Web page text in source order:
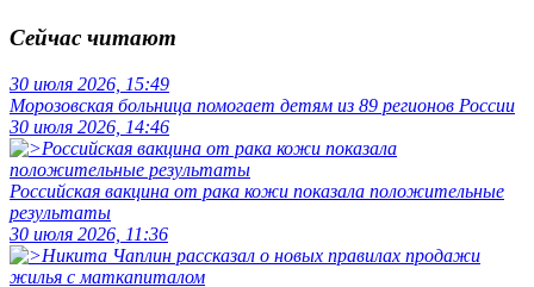
Сейчас читают
30 июля 2026, 15:49
Морозовская больница помогает детям из 89 регионов России
30 июля 2026, 14:46
Российская вакцина от рака кожи показала положительные
результаты
30 июля 2026, 11:36